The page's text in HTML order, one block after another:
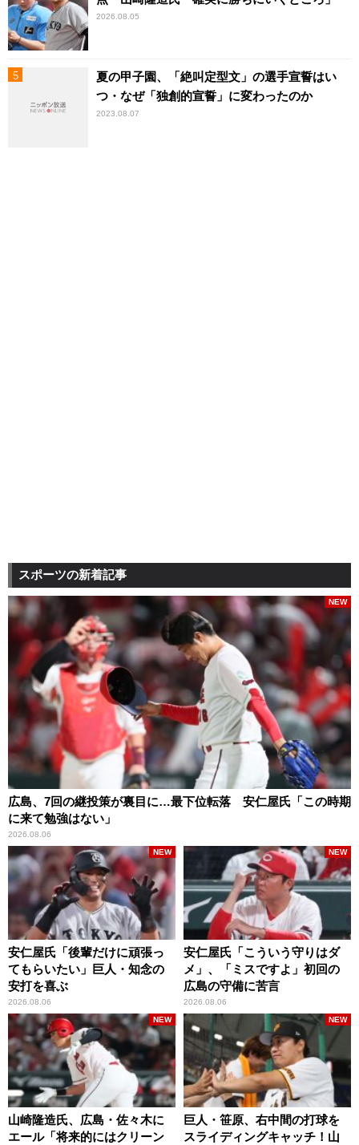
2026.08.05
夏の甲子園、「絶叫定型文」の選手宣誓はい
つ・なぜ「独創的宣誓」に変わったのか
2023.08.07
スポーツの新着記事
広島、7回の継投策が裏目に…最下位転落 安仁屋氏「この時期
に来て勉強はない」
2026.08.06
NEW
安仁屋氏「後輩だけに頑張っ
てもらいたい」巨人・知念の
安打を喜ぶ
2026.08.06
NEW
安仁屋氏「こういう守りはダ
メ」、「ミスですよ」初回の
広島の守備に苦言
2026.08.06
NEW
山崎隆造氏、広島・佐々木に
エール「将来的にはクリーン
NEW
巨人・笹原、右中間の打球を
スライディングキャッチ！山
NEW